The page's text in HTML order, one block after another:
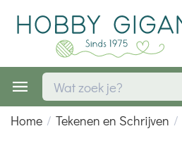
Home / Tekenen en Schrijven /